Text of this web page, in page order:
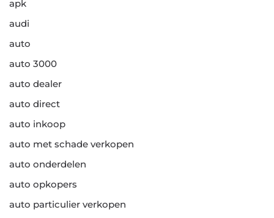
apk
audi
auto
auto 3000
auto dealer
auto direct
auto inkoop
auto met schade verkopen
auto onderdelen
auto opkopers
auto particulier verkopen